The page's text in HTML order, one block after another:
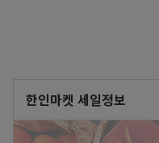
한인마켓 세일정보